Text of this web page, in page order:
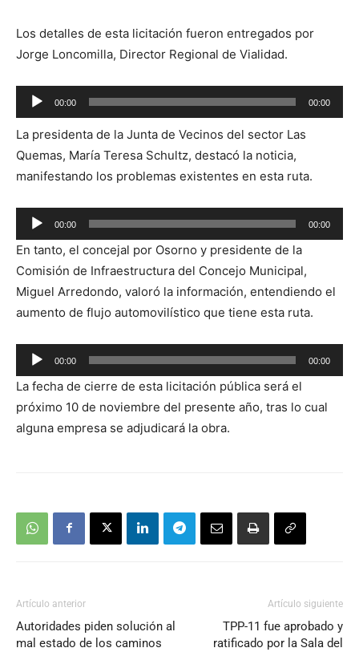
Los detalles de esta licitación fueron entregados por
Jorge Loncomilla, Director Regional de Vialidad.
Reproductor
de
audio
00:00 00:00
La presidenta de la Junta de Vecinos del sector Las
Quemas, María Teresa Schultz, destacó la noticia,
manifestando los problemas existentes en esta ruta.
Reproductor
de
audio
00:00 00:00
En tanto, el concejal por Osorno y presidente de la
Comisión de Infraestructura del Concejo Municipal,
Miguel Arredondo, valoró la información, entendiendo el
aumento de flujo automovilístico que tiene esta ruta.
Reproductor
de
audio
00:00 00:00
La fecha de cierre de esta licitación pública será el
próximo 10 de noviembre del presente año, tras lo cual
alguna empresa se adjudicará la obra.
Artículo anterior
Autoridades piden solución al
mal estado de los caminos
Artículo siguiente
TPP-11 fue aprobado y
ratificado por la Sala del